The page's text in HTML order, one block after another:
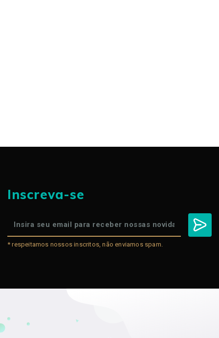
Inscreva-se
* respeitamos nossos inscritos, não enviamos spam.